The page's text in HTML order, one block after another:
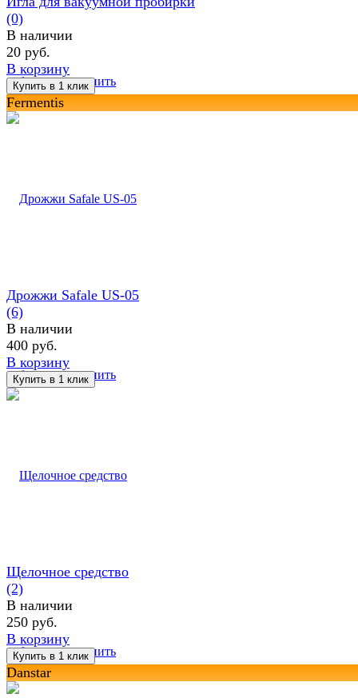
избранное сравнить
(0)
В наличии
20 руб.
В корзину
Fermentis
избранное сравнить
Дрожжи Safale US-05
(6)
В наличии
400 руб.
В корзину
избранное сравнить
Щелочное средство
(2)
В наличии
250 руб.
В корзину
Danstar